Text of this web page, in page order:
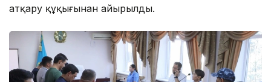
атқару құқығынан айырылды.